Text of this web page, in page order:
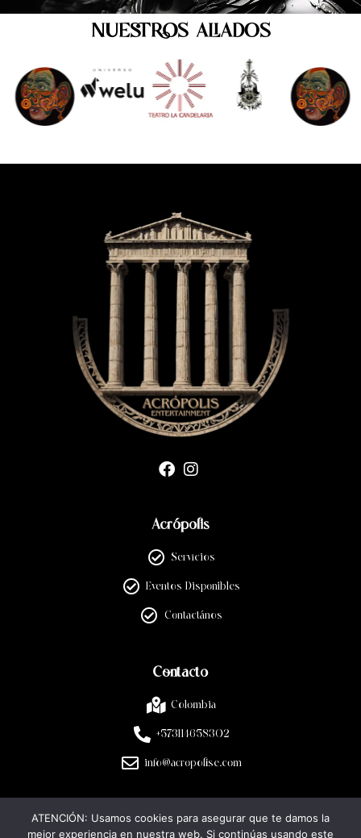
NUESTROS ALIADOS
Acrópolis
Servicios
Eventos Disponibles
Contactános
Contacto
Colombia
+573114658302
info@acropolise.com
Legal
ATENCIÓN: Usamos cookies para asegurar que te damos la
mejor experiencia en nuestra web. Si continúas usando este